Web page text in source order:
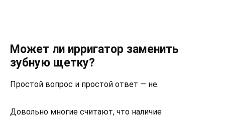
Может ли ирригатор заменить
зубную щетку?
Простой вопрос и простой ответ — не.
Довольно многие считают, что наличие